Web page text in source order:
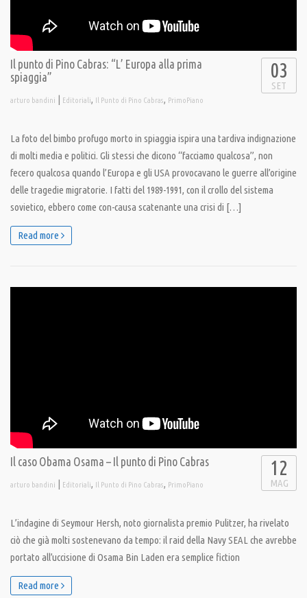
Il punto di Pino Cabras: “L’ Europa alla prima
spiaggia”
arturo bandini | Editoriali, Il Punto di Pino Cabras, PrimoPiano
03
SET
La foto del bimbo profugo morto in spiaggia ispira una tardiva indignazione
di molti media e politici. Gli stessi che dicono “facciamo qualcosa”, non
fecero qualcosa quando l’Europa e gli USA provocavano le guerre all’origine
delle tragedie migratorie. I fatti del 1989-1991, con il crollo del sistema
sovietico, ebbero come con-causa scatenante una crisi di […]
Read more
Il caso Obama Osama – Il punto di Pino Cabras
arturo bandini | Editoriali, Il Punto di Pino Cabras, PrimoPiano
12
MAG
L’indagine di Seymour Hersh, noto giornalista premio Pulitzer, ha rivelato
ciò che già molti sostenevano da tempo: il raid della Navy SEAL che avrebbe
portato all’uccisione di Osama Bin Laden era semplice fiction
Read more